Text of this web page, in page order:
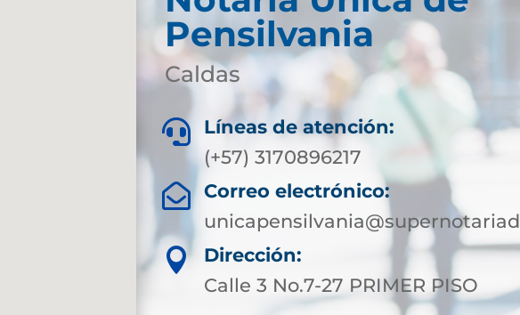
Pensilvania
Caldas

Líneas de atención:
(+57) 3170896217

Correo electrónico:

Dirección:
Calle 3 No.7-27 PRIMER PISO